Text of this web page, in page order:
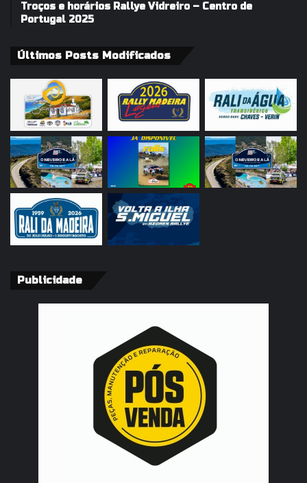
Troços e horários Rallye Vidreiro – Centro de
Portugal 2025
Últimos Posts Modificados
Publicidade